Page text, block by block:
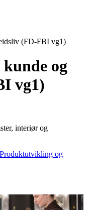
(FD-FBI vg1)
og
vg1)
interiør og
Produktutvikling og